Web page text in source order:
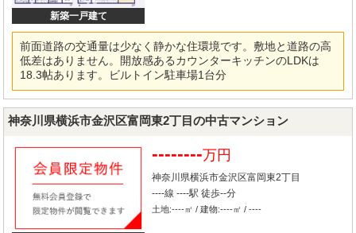
新築一戸建て
前面道路の交通量は少なく静かな住環境です。敷地と道路の高
低差はありません。開放感あるカウンターキッチンのLDKは
18.3帖あります。ビルトイン駐車場1台分
神奈川県横浜市金沢区富岡東2丁目の中古マンション
--------万円
神奈川県横浜市金沢区富岡東2丁目
----線 ----駅 徒歩--分
土地:----㎡ / 建物:----㎡ / ----